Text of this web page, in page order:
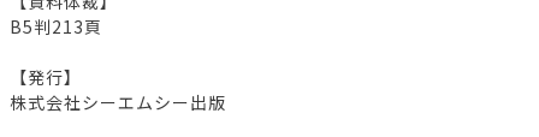
B5判213頁
【発行】
株式会社シーエムシー出版